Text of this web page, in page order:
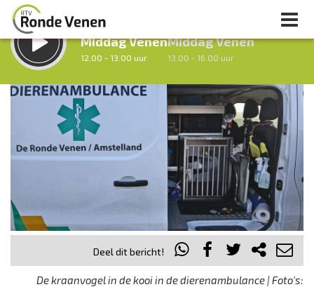
LUISTER LIVE:
Middag Venen
12.00 - 13.00 uur
Middag Venen
13.00 - 16.00 uur
uur 1 van 0 Volgend uur
Deel dit bericht!
De kraanvogel in de kooi in de dierenambulance | Foto's: